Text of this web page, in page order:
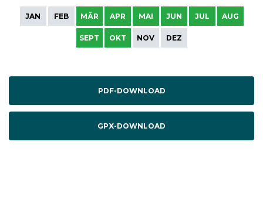
JAN FEB MÄR APR MAI JUN JUL AUG
SEPT OKT NOV DEZ
PDF-DOWNLOAD
GPX-DOWNLOAD